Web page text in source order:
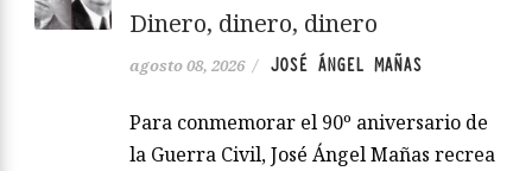
Dinero, dinero, dinero
agosto 08, 2026 / JOSÉ ÁNGEL MAÑAS
Para conmemorar el 90º aniversario de
la Guerra Civil, José Ángel Mañas recrea